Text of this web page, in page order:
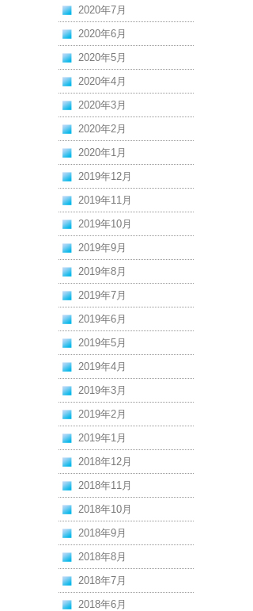
2020年7月
2020年6月
2020年5月
2020年4月
2020年3月
2020年2月
2020年1月
2019年12月
2019年11月
2019年10月
2019年9月
2019年8月
2019年7月
2019年6月
2019年5月
2019年4月
2019年3月
2019年2月
2019年1月
2018年12月
2018年11月
2018年10月
2018年9月
2018年8月
2018年7月
2018年6月